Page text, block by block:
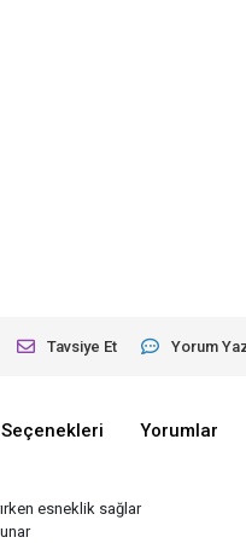
Tavsiye Et Yorum
Yorumlar
esneklik sağlar